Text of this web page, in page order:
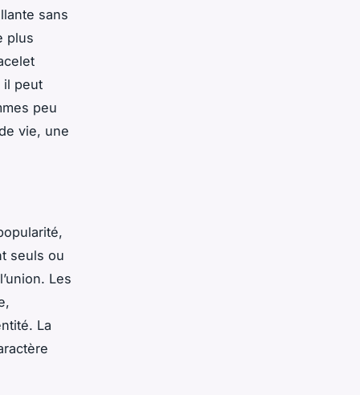
sans
plus
il peut
peu
vie, une
seuls ou
Les
La